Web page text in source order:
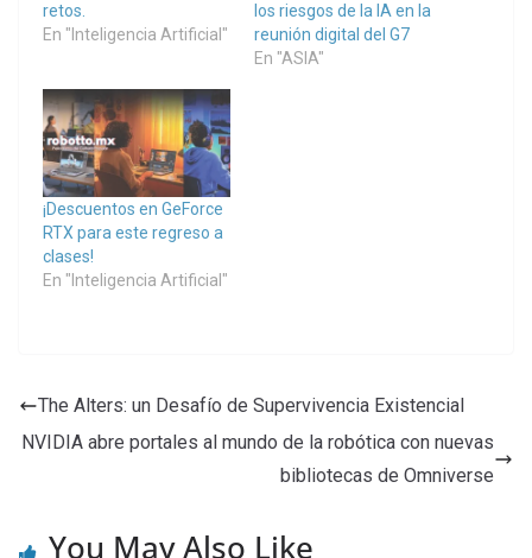
retos.
En "Inteligencia Artificial"
los riesgos de la IA en la
reunión digital del G7
En "ASIA"
¡Descuentos en GeForce
RTX para este regreso a
clases!
En "Inteligencia Artificial"
The Alters: un Desafío de Supervivencia Existencial
NVIDIA abre portales al mundo de la robótica con nuevas
bibliotecas de Omniverse
You May Also Like